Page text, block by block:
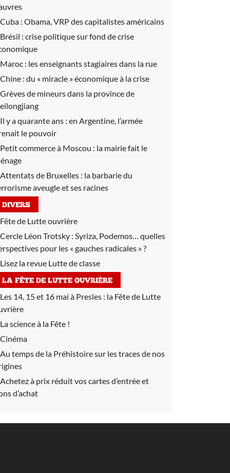
Cuba : Obama, VRP des capitalistes américains
Brésil : crise politique sur fond de crise
Maroc : les enseignants stagiaires dans la rue
Chine : du « miracle » économique à la crise
Grèves de mineurs dans la province de
Il y a quarante ans : en Argentine, l’armée
le pouvoir
Petit commerce à Moscou : la mairie fait le
Attentats de Bruxelles : la barbarie du
aveugle et ses racines
DIVERS
Fête de Lutte ouvrière
Cercle Léon Trotsky : Syriza, Podemos… quelles
pour les « gauches radicales » ?
Lisez la revue Lutte de classe
LA FÊTE DE LUTTE OUVRIÈRE
Les 14, 15 et 16 mai à Presles : la Fête de Lutte
La science à la Fête !
Cinéma
Au temps de la Préhistoire sur les traces de nos
Achetez à prix réduit vos cartes d’entrée et
d’achat